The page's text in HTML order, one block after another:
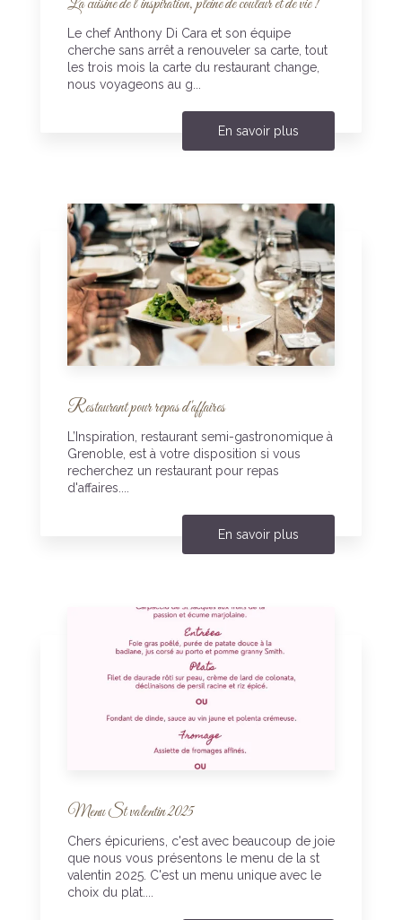
La cuisine de l'inspiration, pleine de couleur et de vie !
Le chef Anthony Di Cara et son équipe
cherche sans arrêt a renouveler sa carte, tout
les trois mois la carte du restaurant change,
nous voyageons au g...
En savoir plus
Restaurant pour repas d'affaires
L’Inspiration, restaurant semi-gastronomique à
Grenoble, est à votre disposition si vous
recherchez un restaurant pour repas
d'affaires....
En savoir plus
Menu St valentin 2025
Chers épicuriens, c'est avec beaucoup de joie
que nous vous présentons le menu de la st
valentin 2025. C'est un menu unique avec le
choix du plat....